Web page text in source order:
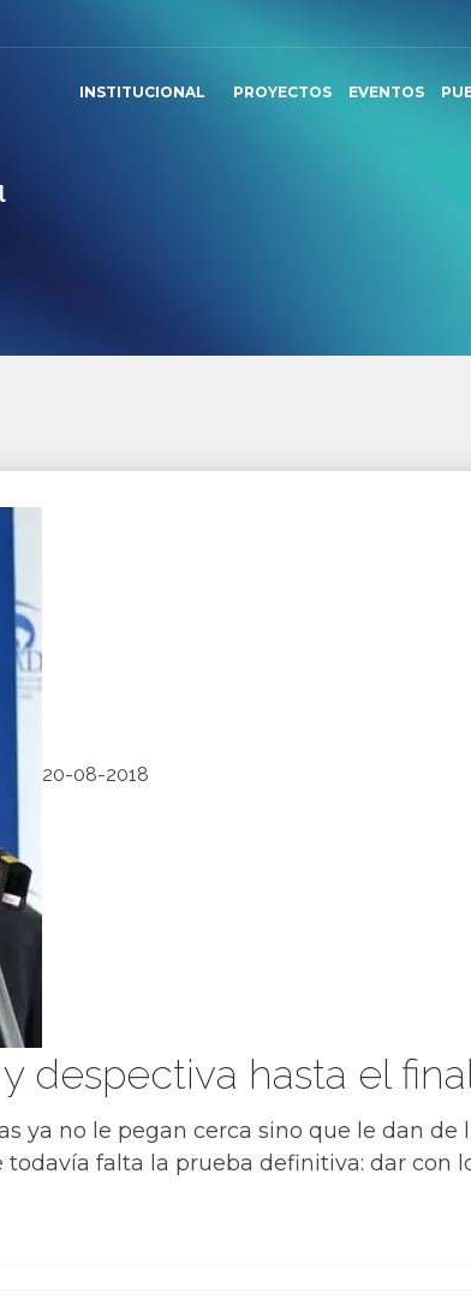
INSTITUCIONAL PROYECTOS EVENTOS
20-08-2018
despectiva hasta el
ya no le pegan cerca sino que le dan
falta la prueba definitiva: dar con